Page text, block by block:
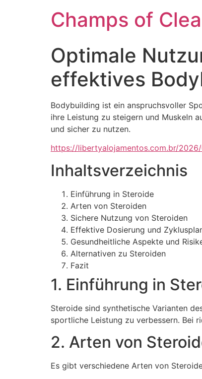
Champs of
Optimale
effektives
Bodybuilding ist ein anspruchsvoller
ihre Leistung zu steigern und Muskeln
und sicher zu nutzen.
https://libertyalojamentos.com.br/
Inhaltsverzeichnis
Einführung in Steroide
Arten von Steroiden
Sichere Nutzung von Steroiden
Effektive Dosierung und
Gesundheitliche Aspekte und
Alternativen zu Steroiden
Fazit
1. Einführung in
Steroide sind synthetische Varianten
sportliche Leistung zu verbessern. Bei
2. Arten von
Es gibt verschiedene Arten von